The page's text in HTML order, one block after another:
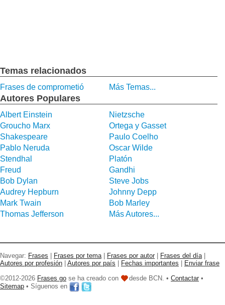
Temas relacionados
Frases de comprometió Más Temas...
Autores Populares
Albert Einstein
Nietzsche
Groucho Marx
Ortega y Gasset
Shakespeare
Paulo Coelho
Pablo Neruda
Oscar Wilde
Stendhal
Platón
Freud
Gandhi
Bob Dylan
Steve Jobs
Audrey Hepburn
Johnny Depp
Mark Twain
Bob Marley
Thomas Jefferson
Más Autores...
Navegar: Frases Frases por tema| Frases por autor Frases del día|
Autores por profesión
Autores por país Fechas importantes
Enviar frase
©2012-2026 Frases go se ha creado con desde BCN. • Contactar •
Sitemap • Síguenos en